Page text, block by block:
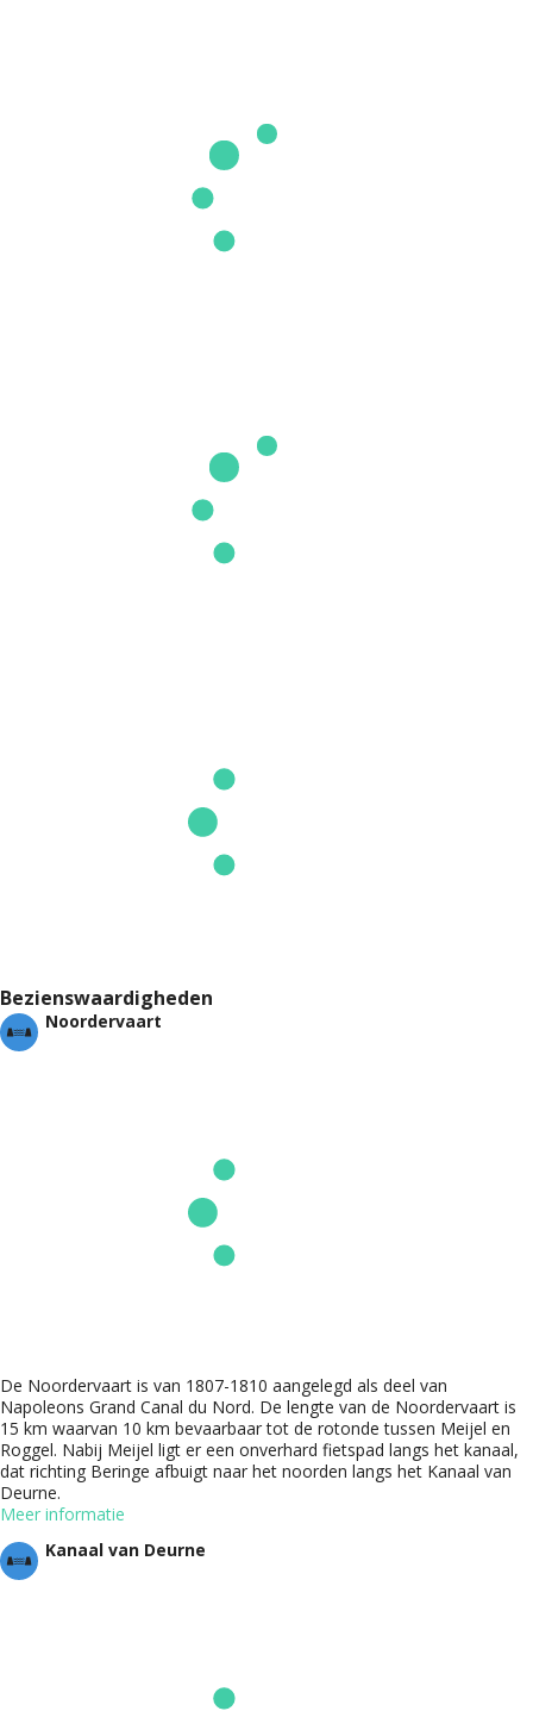
Bezienswaardigheden
Noordervaart
De Noordervaart is van 1807-1810 aangelegd als deel van
Napoleons Grand Canal du Nord. De lengte van de Noordervaart is
15 km waarvan 10 km bevaarbaar tot de rotonde tussen Meijel en
Roggel. Nabij Meijel ligt er een onverhard fietspad langs het kanaal,
dat richting Beringe afbuigt naar het noorden langs het Kanaal van
Deurne.
Meer informatie
Kanaal van Deurne